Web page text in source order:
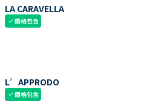
LA CARAVELLA
check價格包含
L’APPRODO
check價格包含